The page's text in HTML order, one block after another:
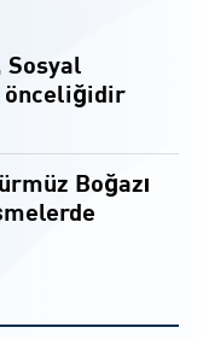
Sosyal
önceliğidir
Boğazı